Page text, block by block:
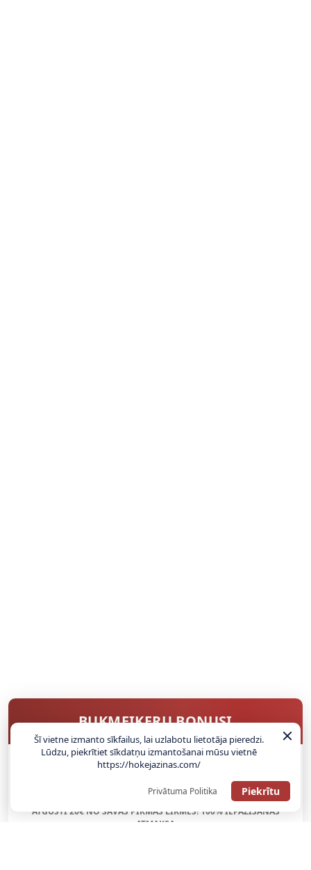
BUKMEIKERU BONUSI
ATGŪSTI 20€ NO SAVAS PIRMĀS LIKMES! 100% IEPAZĪŠANĀS
ATMAKSA
Šī vietne izmanto sīkfailus, lai uzlabotu lietotāja pieredzi.
Lūdzu, piekrītiet sīkdatņu izmantošanai mūsu vietnē
https://hokejazinas.com/
Privātuma Politika Piekrītu